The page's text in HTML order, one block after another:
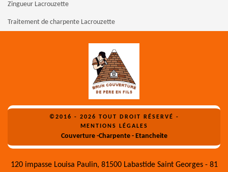
Zingueur Lacrouzette
Traitement de charpente Lacrouzette
©2016 - 2026 TOUT DROIT RÉSERVÉ -
MENTIONS LÉGALES
Couverture -Charpente - Etancheite
120 impasse Louisa Paulin, 81500 Labastide Saint Georges - 81